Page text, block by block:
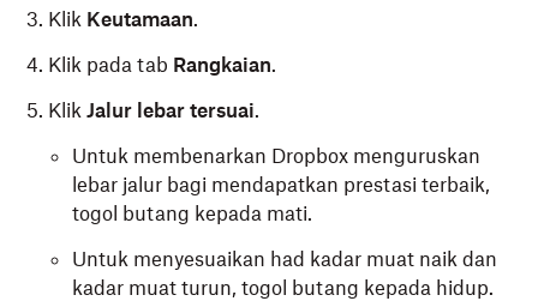
Klik Keutamaan.
Klik pada tab Rangkaian.
Klik Jalur lebar tersuai.
Untuk membenarkan Dropbox menguruskan
lebar jalur bagi mendapatkan prestasi terbaik,
togol butang kepada mati.
Untuk menyesuaikan had kadar muat naik dan
kadar muat turun, togol butang kepada hidup.